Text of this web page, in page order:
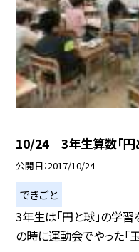
10/24 3年生算数「円
公開日 2017/10/24
できごと
3年生は「円と球」の学
の時に運動会でやった「